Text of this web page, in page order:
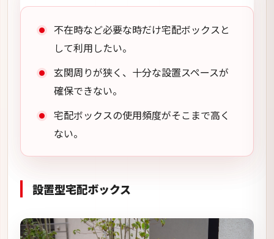
不在時など必要な時だけ宅配ボックスと
して利用したい。
玄関周りが狭く、十分な設置スペースが
確保できない。
宅配ボックスの使用頻度がそこまで高く
ない。
設置型宅配ボックス